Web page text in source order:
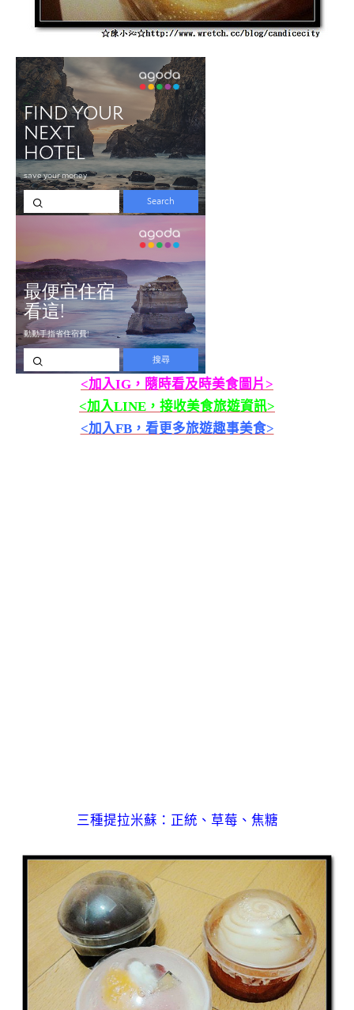
<加入IG，隨時看及時美食圖片>
<加入LINE，接收美食旅遊資訊>
<加入FB，看更多旅遊趣事美食>
三種提拉米蘇：正統、草莓、焦糖